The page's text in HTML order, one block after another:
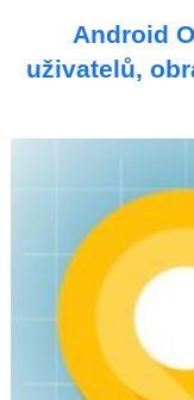
Android
uživatelů,